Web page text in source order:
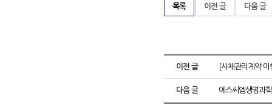
목록 이전 글 다음 글
이전 글 [사채관리계약
다음 글 에스씨엠생명과